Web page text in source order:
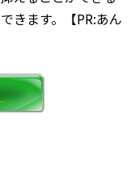
きます。【PR:あん